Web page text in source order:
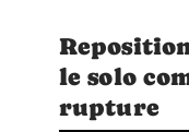
le solo
rupture